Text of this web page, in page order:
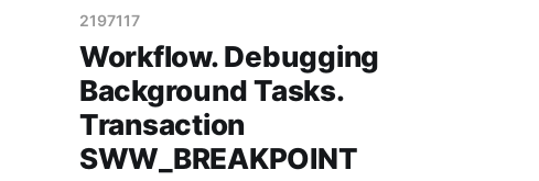
2197117
Workflow. Debugging
Background Tasks.
Transaction
SWW_BREAKPOINT